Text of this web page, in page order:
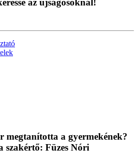
az újságosoknál!
megtanította a gyermekének?
szakértő: Füzes Nóri